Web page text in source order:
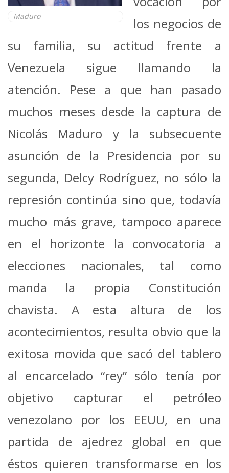
Maduro
los negocios de
su familia, su actitud frente a
Venezuela sigue llamando la
atención. Pese a que han pasado
muchos meses desde la captura de
Nicolás Maduro y la subsecuente
asunción de la Presidencia por su
segunda, Delcy Rodríguez, no sólo la
represión continúa sino que, todavía
mucho más grave, tampoco aparece
en el horizonte la convocatoria a
elecciones nacionales, tal como
manda la propia Constitución
chavista. A esta altura de los
acontecimientos, resulta obvio que la
exitosa movida que sacó del tablero
al encarcelado “rey” sólo tenía por
objetivo capturar el petróleo
venezolano por los EEUU, en una
partida de ajedrez global en que
éstos quieren transformarse en los